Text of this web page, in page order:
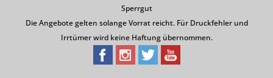
Sperrgut
Die Angebote gelten solange Vorrat reicht. Für Druckfehler und
Irrtümer wird keine Haftung übernommen.